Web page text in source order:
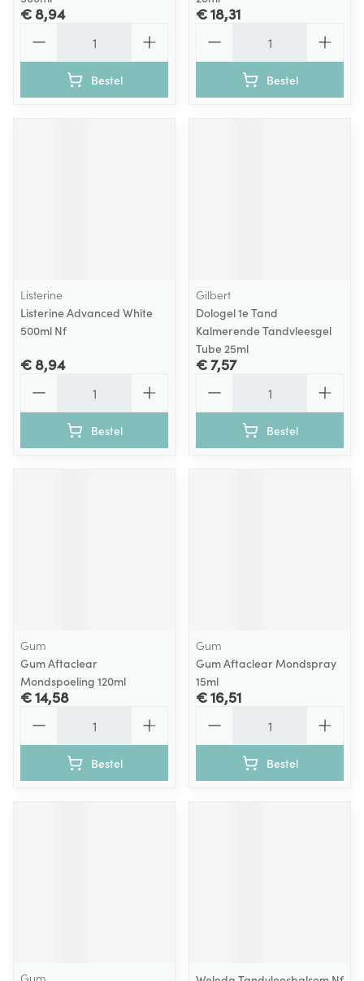
€ 8,94
Bestel
€ 18,31
Bestel
Listerine
Listerine Advanced White
500ml Nf
€ 8,94
Bestel
Gilbert
Dologel 1e Tand
Kalmerende Tandvleesgel
Tube 25ml
€ 7,57
Bestel
Gum
Gum Aftaclear
Mondspoeling 120ml
€ 14,58
Bestel
Gum
Gum Aftaclear Mondspray
15ml
€ 16,51
Bestel
Gum